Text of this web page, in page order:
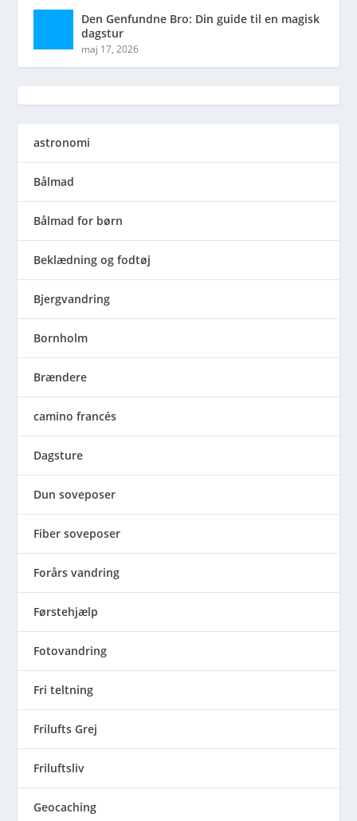
Den Genfundne Bro: Din guide til en magisk
dagstur
maj 17, 2026
astronomi
Bålmad
Bålmad for børn
Beklædning og fodtøj
Bjergvandring
Bornholm
Brændere
camino francés
Dagsture
Dun soveposer
Fiber soveposer
Forårs vandring
Førstehjælp
Fotovandring
Fri teltning
Frilufts Grej
Friluftsliv
Geocaching